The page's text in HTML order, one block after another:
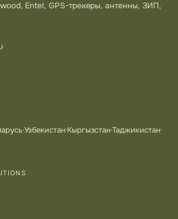
Entel, GPS-трекеры, антенны, ЗИП,
·Узбекистан·Кыргызстан·Таджикистан·